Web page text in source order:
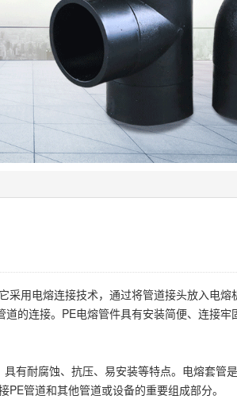
采用电熔连接技术，通过将管道接头放入电熔
的连接。PE电熔管件具有安装简便、连接牢
有耐腐蚀、抗压、易安装等特点。电熔套管
管道和其他管道或设备的重要组成部分。